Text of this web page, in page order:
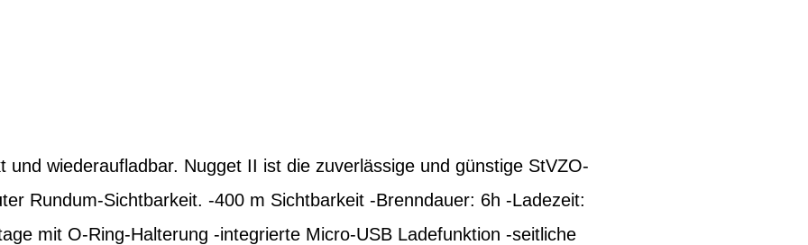
und wiederaufladbar. Nugget II ist die zuverlässige und günstige StVZO-
Rundum-Sichtbarkeit. -400 m Sichtbarkeit -Brenndauer: 6h -Ladezeit:
mit O-Ring-Halterung -integrierte Micro-USB Ladefunktion -seitliche